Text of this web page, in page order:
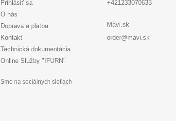
Prihlásiť sa
O nás
Doprava a platba
Kontakt
Technická dokumentácia
Online Služby "IFURN"
Sme na sociálnych sieťach
+421233070633
Mavi.sk
order@mavi.sk